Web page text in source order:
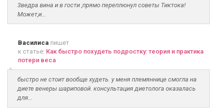
3ведра вина и в гости ,прямо переплюнул советы Тиктока!
Может,и...
Василиса пишет
к статье: Как быстро похудеть подростку: теория и практика
потери веса
быстро не стоит вообще худеть. у меня племяннице смогла на
диете венеры шариповой. консультация диетолога оказалась
для...